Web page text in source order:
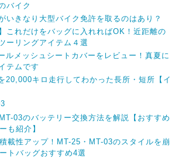
バイク
いきなり大型バイク免許を取るのはあり？
これだけをバッグに入れればOK！近距離の
ーリングアイテム４選
ルメッシュシートカバーをレビュー！真夏に
テムです
20,000キロ走行してわかった長所・短所【イ
03のバッテリー交換方法を解説【おすすめ
も紹介】
載性アップ！MT-25・MT-03のスタイルを崩
トバッグおすすめ4選